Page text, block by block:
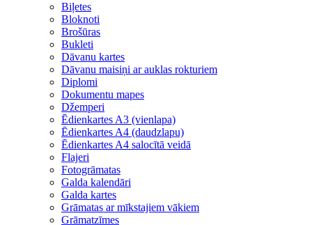
Biļetes
Bloknoti
Brošūras
Bukleti
Dāvanu kartes
Dāvanu maisiņi ar auklas rokturiem
Diplomi
Dokumentu mapes
Džemperi
Ēdienkartes A3 (vienlapa)
Ēdienkartes A4 (daudzlapu)
Ēdienkartes A4 salocītā veidā
Flajeri
Fotogrāmatas
Galda kalendāri
Galda kartes
Grāmatas ar mīkstajiem vākiem
Grāmatzīmes